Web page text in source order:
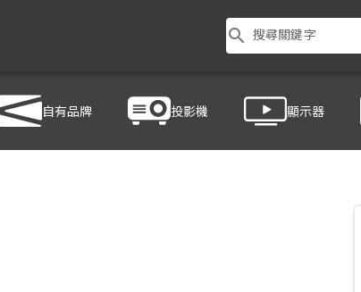
search 搜尋關鍵字
自有品牌 投影機 顯示器
& Heath DT168